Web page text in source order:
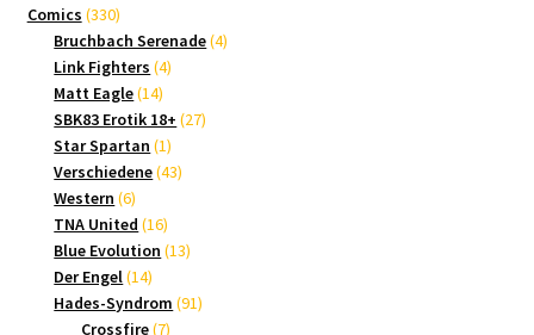
Comics 330330
Produkte
Bruchbach Serenade 44
Link Fighters 44
Matt Eagle 1414
Produkte
SBK83 Erotik 18+ 2727
Star Spartan 11
Produkt
Verschiedene 4343
Western 66
Produkte
TNA United 1616
Produkte
Blue Evolution 1313
Der Engel 1414
Produkte
Hades-Syndrom 9191
Crossfire 77